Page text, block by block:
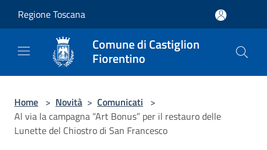
Regione Toscana
Comune di Castiglion
Fiorentino
Home > Novità > Comunicati >
Al via la campagna “Art Bonus” per il restauro delle
Lunette del Chiostro di San Francesco